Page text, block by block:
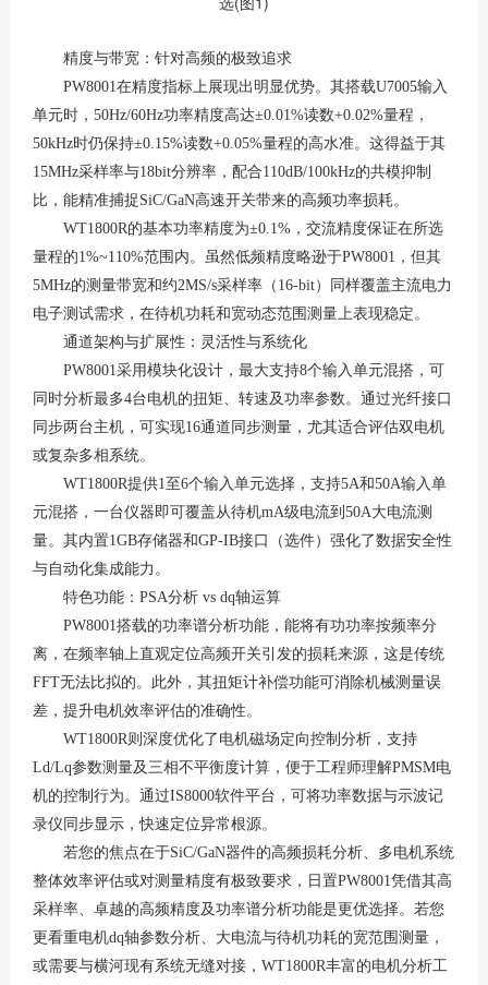
精度与带宽：针对高频的极致追求
PW8001在精度指标上展现出明显优势。其搭载U7005输入
单元时，50Hz/60Hz功率精度高达±0.01%读数+0.02%量程，
50kHz时仍保持±0.15%读数+0.05%量程的高水准。这得益于其
15MHz采样率与18bit分辨率，配合110dB/100kHz的共模抑制
比，能精准捕捉SiC/GaN高速开关带来的高频功率损耗。
WT1800R的基本功率精度为±0.1%，交流精度保证在所选
量程的1%~110%范围内。虽然低频精度略逊于PW8001，但其
5MHz的测量带宽和约2MS/s采样率（16-bit）同样覆盖主流电力
电子测试需求，在待机功耗和宽动态范围测量上表现稳定。
通道架构与扩展性：灵活性与系统化
PW8001采用模块化设计，最大支持8个输入单元混搭，可
同时分析最多4台电机的扭矩、转速及功率参数。通过光纤接口
同步两台主机，可实现16通道同步测量，尤其适合评估双电机
或复杂多相系统。
WT1800R提供1至6个输入单元选择，支持5A和50A输入单
元混搭，一台仪器即可覆盖从待机mA级电流到50A大电流测
量。其内置1GB存储器和GP-IB接口（选件）强化了数据安全性
与自动化集成能力 。
特色功能： PSA分析 vs dq轴运算
PW8001搭载的功率谱分析功能，能将有功功率按频率分
离，在频率轴上直观定位高频开关引发的损耗来源，这是传统
FFT无法比拟的。此外，其扭矩计补偿功能可消除机械测量误
差，提升电机效率评估的准确性。
WT1800R则深度优化了电机磁场定向控制分析，支持
Ld/Lq参数测量及三相不平衡度计算，便于工程师理解PMSM电
机的控制行为。通过IS8000软件平台，可将功率数据与示波记
录仪同步显示，快速定位异常根源。
若您的焦点在于SiC/GaN器件的高频损耗分析、多电机系统
整体效率评估或对测量精度有极致要求，日置PW8001凭借其高
采样率、卓越的高频精度及功率谱分析功能是更优选择。若您
更看重电机dq轴参数分析、大电流与待机功耗的宽范围测量，
或需要与横河现有系统无缝对接，WT1800R丰富的电机分析工